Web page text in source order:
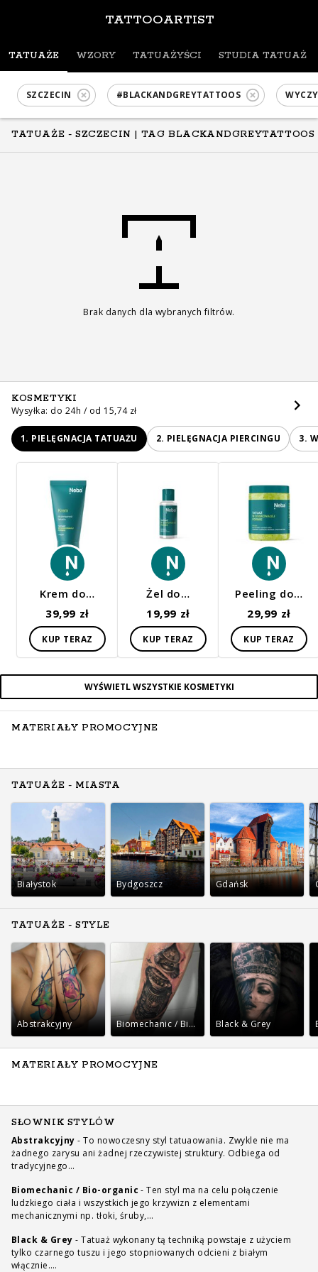
TATTOOARTIST
TATUAŻE WZORY TATUAŻYŚCI STUDIA TATUAŻU
SZCZECIN #BLACKANDGREYTATTOOS
TATUAŻE - SZCZECIN | TAG BLACKANDGREYTATTOOS
Brak danych dla wybranych filtrów.
KOSMETYKI
Wysyłka: do 24h / od 15,74 zł
1. PIELĘGNACJA TATUAŻU 2. PIELĘGNACJA PIERCINGU 3.
Krem do…
39,99 zł
KUP TERAZ
Żel do…
19,99 zł
KUP TERAZ
Peeling do…
29,99 zł
KUP TERAZ
WYŚWIETL WSZYSTKIE KOSMETYKI
MATERIAŁY PROMOCYJNE
TATUAŻE - MIASTA
Białystok Bydgoszcz Gdańsk
TATUAŻE - STYLE
Abstrakcyjny Biomechanic / Bio-organic Black & Grey
MATERIAŁY PROMOCYJNE
SŁOWNIK STYLÓW
Abstrakcyjny - To nowoczesny styl tatuaowania. Zwykle nie ma
żadnego zarysu ani żadnej rzeczywistej struktury. Odbiega od
tradycyjnego…
Biomechanic / Bio-organic - Ten styl ma na celu połączenie
ludzkiego ciała i wszystkich jego krzywizn z elementami
mechanicznymi np. tłoki, śruby,…
Black & Grey - Tatuaż wykonany tą techniką powstaje z użyciem
tylko czarnego tuszu i jego stopniowanych odcieni z białym
włącznie.…